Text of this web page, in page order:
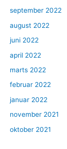
september 2022
august 2022
juni 2022
april 2022
marts 2022
februar 2022
januar 2022
november 2021
oktober 2021